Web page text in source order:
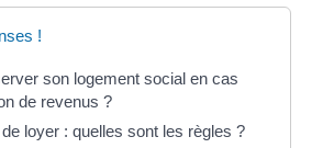
!
son logement social en cas
de revenus ?
loyer : quelles sont les règles ?